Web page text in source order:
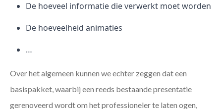
De hoeveel informatie die verwerkt moet worden
De hoeveelheid animaties
…
Over het algemeen kunnen we echter zeggen dat een
basispakket, waarbij een reeds bestaande presentatie
gerenoveerd wordt om het professioneler te laten ogen,